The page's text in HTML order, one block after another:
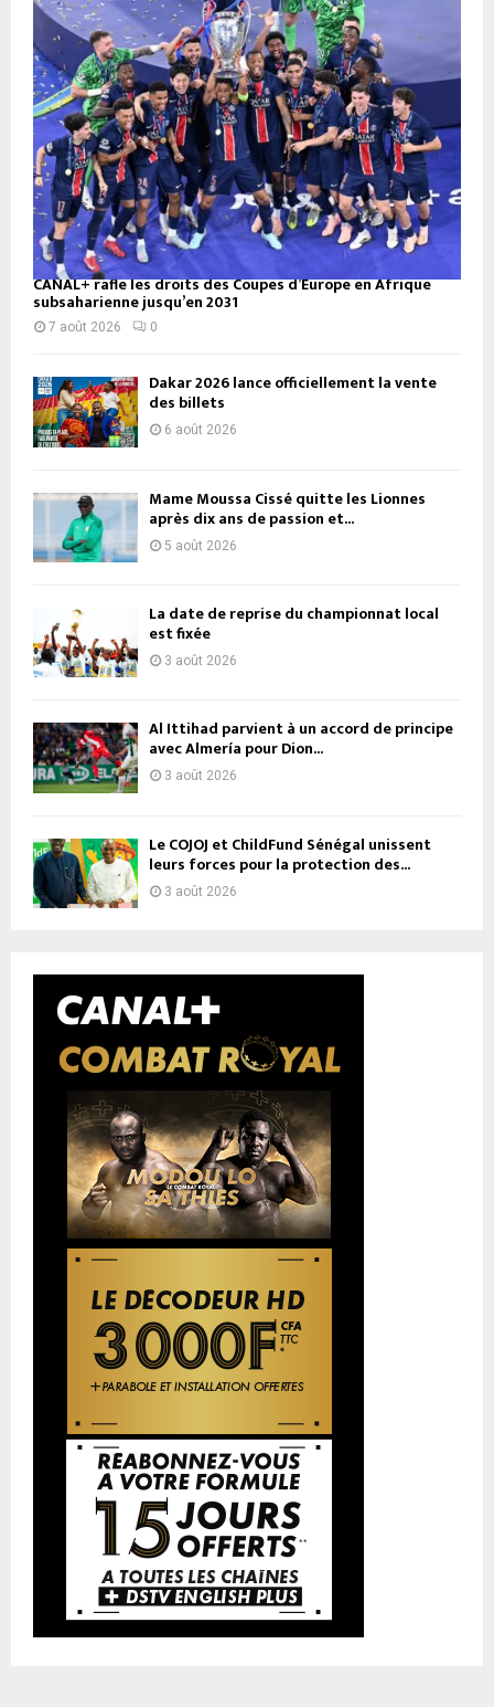
CANAL+ rafle les droits des Coupes d’Europe en Afrique
subsaharienne jusqu’en 2031
7 août 2026 0
Dakar 2026 lance officiellement la vente
des billets
6 août 2026
Mame Moussa Cissé quitte les Lionnes
après dix ans de passion et...
5 août 2026
La date de reprise du championnat local
est fixée
3 août 2026
Al Ittihad parvient à un accord de principe
avec Almería pour Dion...
3 août 2026
Le COJOJ et ChildFund Sénégal unissent
leurs forces pour la protection des...
3 août 2026